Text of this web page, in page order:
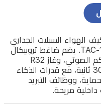
الهواء السبليت الجداري
من تي سي ال، طراز TAC-18CHSD/MAX. يضم ضاغط تروبيكال
فائق، وتقنية توفير الطاقة AI، والتحكم الصوتي، وغاز R32
الصديق للبيئة. يوفر تبريد سريع خلال 30 ثانية، مع قدرات الذكاء
ووظائف التبريد
داخلية مريحة.